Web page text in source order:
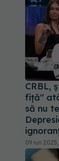
CRBL,
fiță"
să nu
09 iun